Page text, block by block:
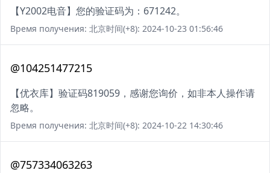
【Y2002电音】您的验证码为：671242。
Время получения: 北京时间(+8): 2024-10-23 01:56:46
@104251477215
【优衣库】验证码819059，感谢您询价，如非本人操作请
忽略。
Время получения: 北京时间(+8): 2024-10-22 14:30:46
@757334063263